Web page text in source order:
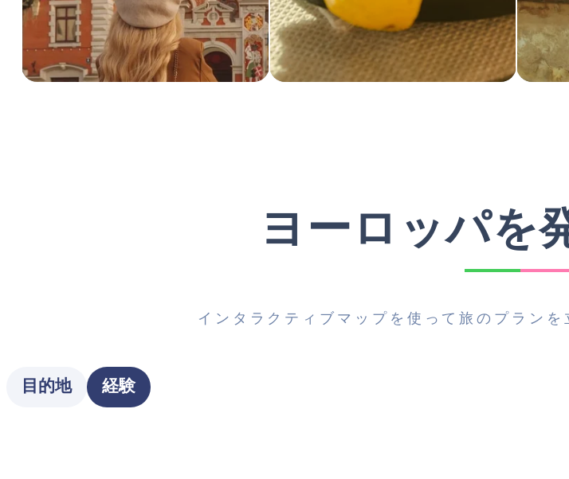
ヨーロッパを
インタラクティブマップを使って旅のプラン
Type
目的地 経験